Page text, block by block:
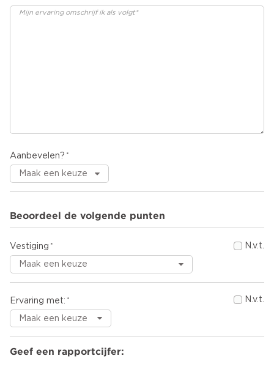
Aanbevelen?
Beoordeel de volgende punten
Vestiging N.v.t.
Ervaring met: N.v.t.
Geef een rapportcijfer: